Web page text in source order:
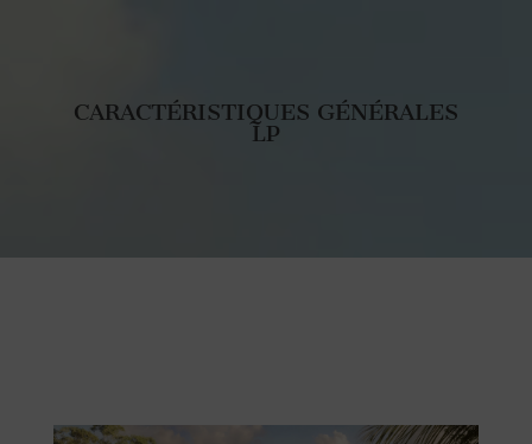
CARACTÉRISTIQUES GÉNÉRALES
LP